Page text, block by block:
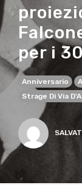
per i
Anniversario
Strage Di Via